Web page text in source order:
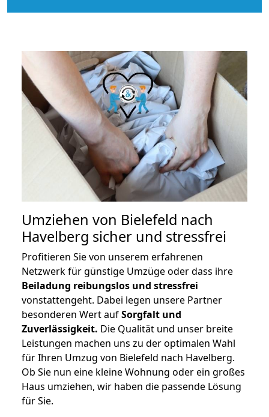
Umziehen von Bielefeld nach
Havelberg sicher und stressfrei
Profitieren Sie von unserem erfahrenen
Netzwerk für günstige Umzüge oder dass ihre
Beiladung reibungslos und stressfrei
vonstattengeht. Dabei legen unsere Partner
besonderen Wert aufSorgfalt und
Zuverlässigkeit. Die Qualität und unser breite
Leistungen machen uns zu der optimalen Wahl
für Ihren Umzug von Bielefeld nach Havelberg.
Ob Sie nun eine kleine Wohnung oder ein großes
Haus umziehen, wir haben die passende Lösung
für Sie.